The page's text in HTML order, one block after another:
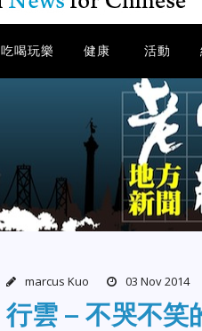
吃喝玩樂 健康 活動
marcus Kuo 03 Nov 2014
行雲 – 不哭不笑